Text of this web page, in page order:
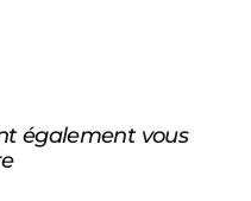
également vous